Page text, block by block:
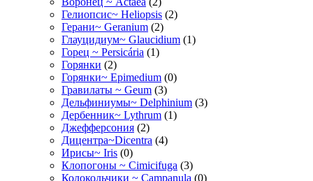
Гелиопсис~ Heliopsis (2)
Герани~ Geranium (2)
Глауцидиум~ Glaucidium (1)
Горец ~ Persicária (1)
Горянки (2)
Горянки~ Epimedium (0)
Гравилаты ~ Geum (3)
Дельфиниумы~ Delphinium (3)
Дербенник~ Lythrum (1)
Джефферсония (2)
Дицентра~Dicentra (4)
Ирисы~ Iris (0)
Клопогоны ~ Cimicifuga (3)
Колокольчики ~ Campanula (0)